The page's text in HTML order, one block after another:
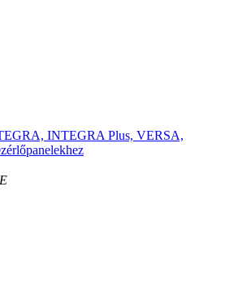
INTEGRA Plus, VERSA,